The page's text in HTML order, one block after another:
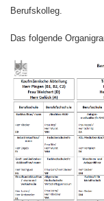
Berufskolleg.
Das folgende